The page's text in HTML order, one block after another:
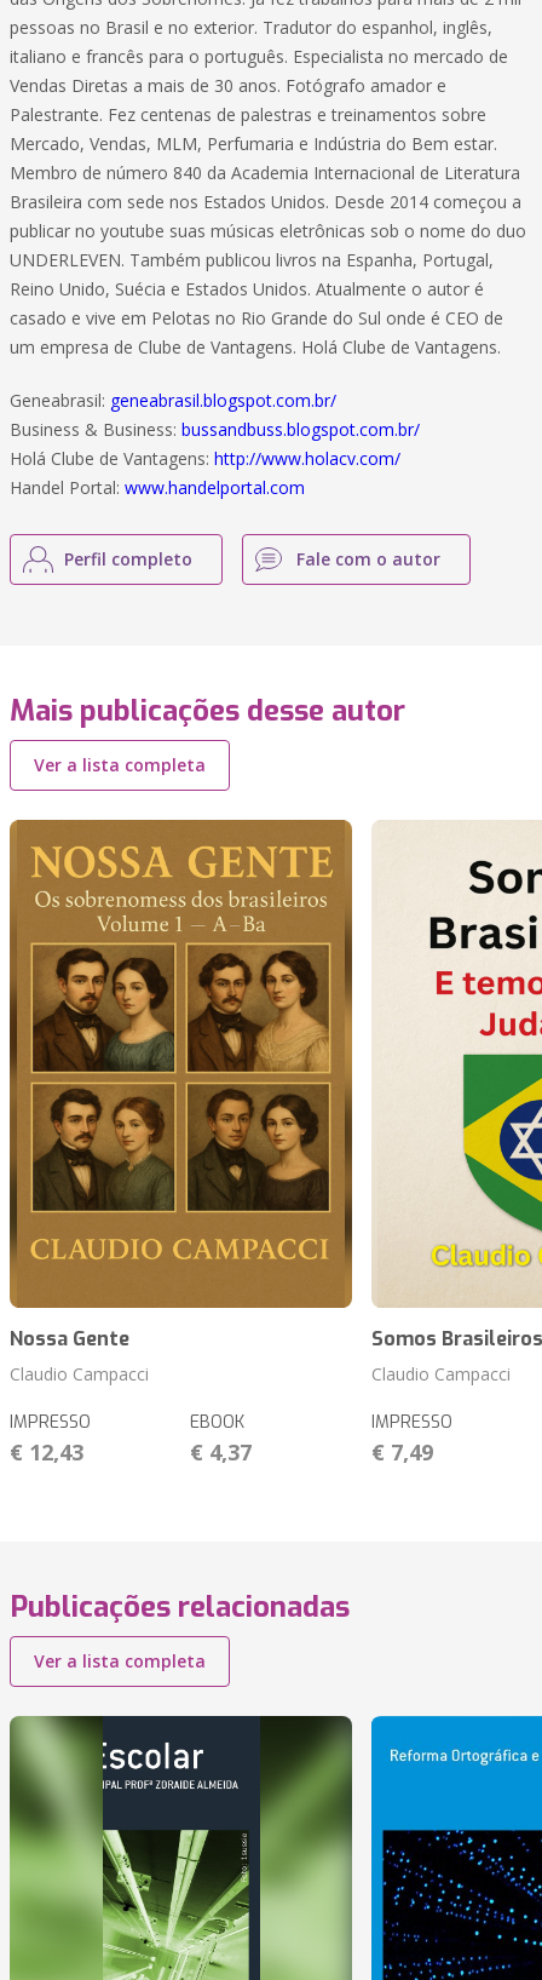
pessoas no Brasil e no exterior. Tradutor do espanhol, inglês,
italiano e francês para o português. Especialista no mercado de
Vendas Diretas a mais de 30 anos. Fotógrafo amador e
Palestrante. Fez centenas de palestras e treinamentos sobre
Mercado, Vendas, MLM, Perfumaria e Indústria do Bem estar.
Membro de número 840 da Academia Internacional de Literatura
Brasileira com sede nos Estados Unidos. Desde 2014 começou a
publicar no youtube suas músicas eletrônicas sob o nome do duo
UNDERLEVEN. Também publicou livros na Espanha, Portugal,
Reino Unido, Suécia e Estados Unidos. Atualmente o autor é
casado e vive em Pelotas no Rio Grande do Sul onde é CEO de
um empresa de Clube de Vantagens. Holá Clube de Vantagens.
Geneabrasil: geneabrasil.blogspot.com.br/
Business & Business: bussandbuss.blogspot.com.br/
Holá Clube de Vantagens: http://www.holacv.com/
Handel Portal: www.handelportal.com
Perfil completo Fale com o autor
Mais publicações desse autor
Ver a lista completa
Nossa Gente
Claudio Campacci
IMPRESSO
€ 12,43
EBOOK
€ 4,37
Somos Brasileiros
Claudio Campacci
IMPRESSO
€ 7,49
Publicações relacionadas
Ver a lista completa